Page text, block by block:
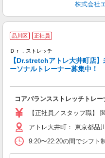
株式会社
品川区 正社員
Ｄｒ．ストレッチ
【Dr.stretchアトレ大井町店
ーソナルトレーナー募集中！
コアバランスストレッチトレー
【正社員／スタッフ職】
アトレ大井町： 東京都品
9:20〜22:20の間でシフト